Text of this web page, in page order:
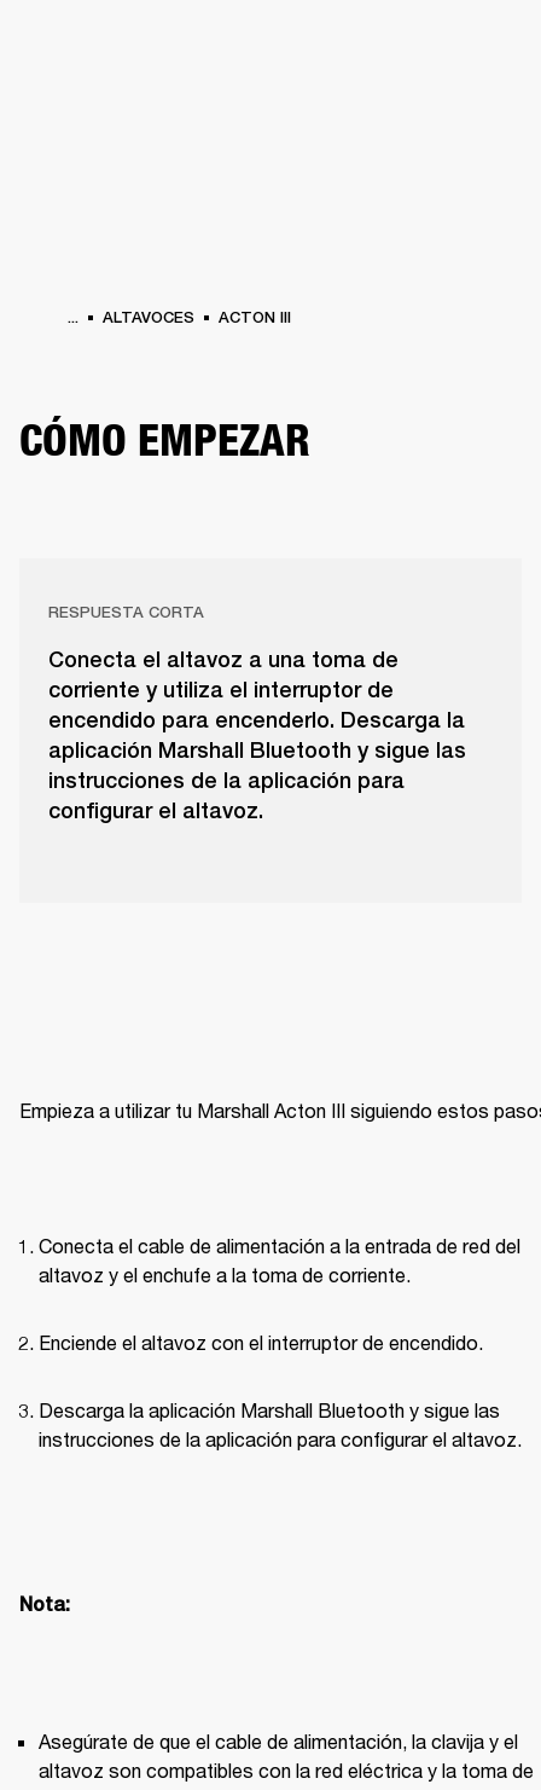
... ALTAVOCES ACTON III
CÓMO EMPEZAR
RESPUESTA CORTA
Conecta el altavoz a una toma de
corriente y utiliza el interruptor de
encendido para encenderlo. Descarga la
aplicación Marshall Bluetooth y sigue las
instrucciones de la aplicación para
configurar el altavoz.
Empieza a utilizar tu Marshall Acton III siguiendo estos
Conecta el cable de alimentación a la entrada de red del
altavoz y el enchufe a la toma de corriente.
Enciende el altavoz con el interruptor de encendido.
Descarga la aplicación Marshall Bluetooth y sigue las
instrucciones de la aplicación para configurar el altavoz.
Nota:
Asegúrate de que el cable de alimentación, la clavija y el
altavoz son compatibles con la red eléctrica y la toma de